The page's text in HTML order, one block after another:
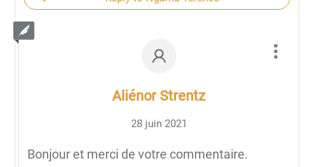
Aliénor Strentz
28 juin 2021
Bonjour et merci de votre commentaire.